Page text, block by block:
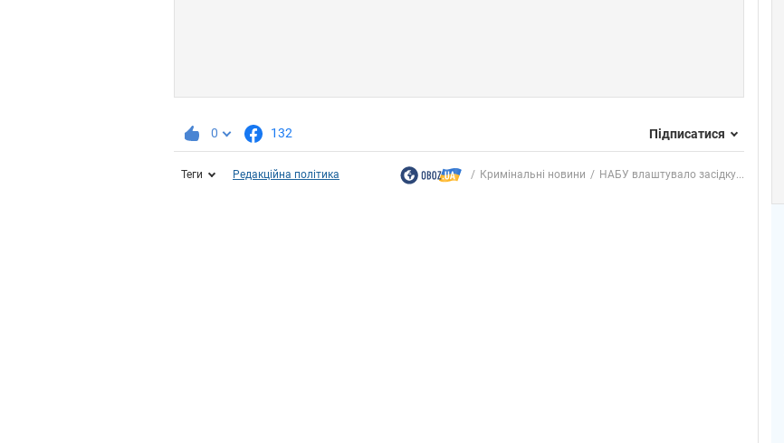
0 132 Підписатися
Теги Редакційна політика Кримінальні новини НАБУ влаштувало засідку...